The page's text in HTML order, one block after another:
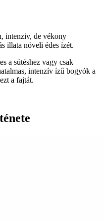
intenziv, de vékony
illata növeli édes ízét.
a sütéshez vagy csak
intenzív ízű bogyók a
a fajtát.